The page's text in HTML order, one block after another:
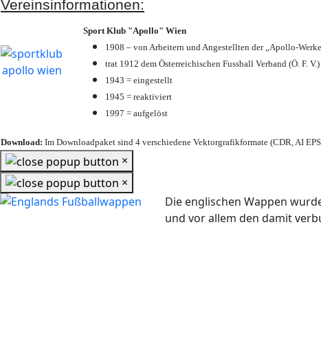
Vereinsinformationen:
Sport Klub "Apollo" Wien
1908 – von Arbeitern und Angestellten der „Apollo-
trat 1912 dem Österreichischen Fussball Verband (Ö. F.
1943 = eingestellt
1945 = reaktiviert
1997 = aufgelöst
Download: Im Downloadpaket sind 4 verschiedene Vektorgrafikformate (CDR, AI
×
×
Die englischen Wappen
und vor allem den damit